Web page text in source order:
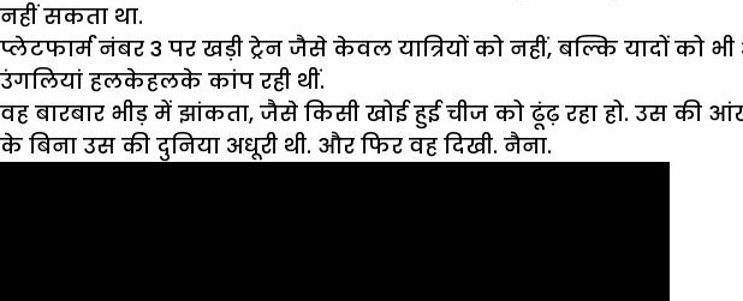
नहीं सकता था.
प्लेटफार्म नंबर 3 पर खड़ी ट्रेन जैसे केवल यात्रियों को नहीं, बल्कि यादों
उंगलियां हलकेहलके कांप रही थीं.
वह बारबार भीड़ में झांकता, जैसे किसी खोई हुई चीज को ढूंढ़ रहा हो. उस
के बिना उस की दुनिया अधूरी थी. और फिर वह दिखी. नैना.